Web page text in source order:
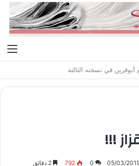
أبوقرين في نسخته الثالثة
!!!
05/03/
0
792